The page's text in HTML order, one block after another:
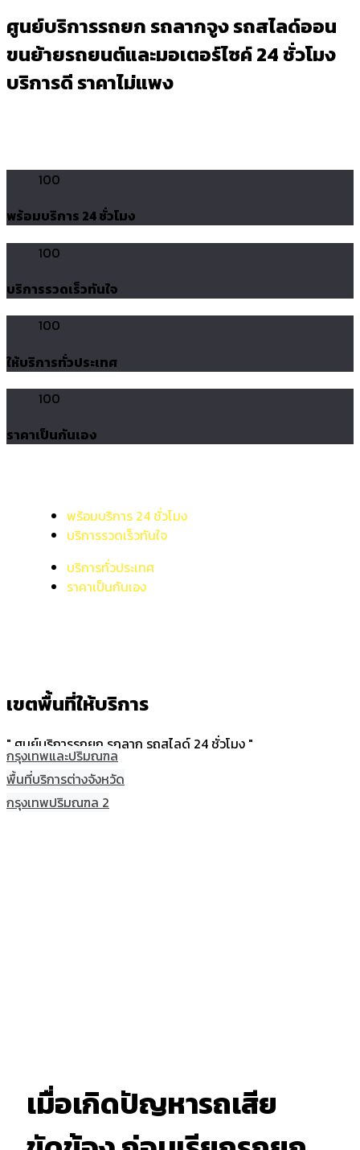
ศูนย์บริการรถยก รถลากจูง รถสไลด์ออน
ขนย้ายรถยนต์และมอเตอร์ไซค์ 24 ชั่วโมง
บริการดี ราคาไม่แพง
100
พร้อมบริการ 24 ชั่วโมง
100
บริการรวดเร็วทันใจ
100
ให้บริการทั่วประเทศ
100
ราคาเป็นกันเอง
พร้อมบริการ 24 ชั่วโมง
บริการรวดเร็วทันใจ
บริการทั่วประเทศ
ราคาเป็นกันเอง
เขตพื้นที่ให้บริการ
" ศูนย์บริการรถยก รถลาก รถสไลด์ 24 ชั่วโมง "
กรุงเทพและปริมณฑล
พื้นที่บริการต่างจังหวัด
กรุงเทพปริมณฑล 2
เมื่อเกิดปัญหารถเสีย